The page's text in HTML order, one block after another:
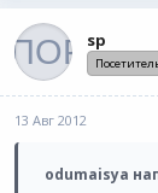
sp
13 Авг 2012
odumaisya